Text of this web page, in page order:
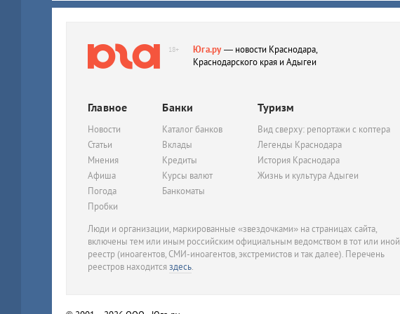
18+ Юга.ру— новости Краснодара,
Краснодарского края и Адыгеи
Главное
Новости
Статьи
Мнения
Афиша
Погода
Пробки
Банки
Каталог банков
Вклады
Кредиты
Курсы валют
Банкоматы
Туризм
Вид сверху: репортажи с коптера
Легенды Краснодара
История Краснодара
Жизнь и культура Адыгеи
Люди и организации, маркированные «звездочками» на страницах сайта,
включены тем или иным российским официальным ведомством в тот или иной
реестр (иноагентов, СМИ-иноагентов, экстремистов и так далее). Перечень
реестров находитсяздесь.